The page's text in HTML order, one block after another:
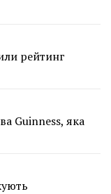
рейтинг
Guinness, яка